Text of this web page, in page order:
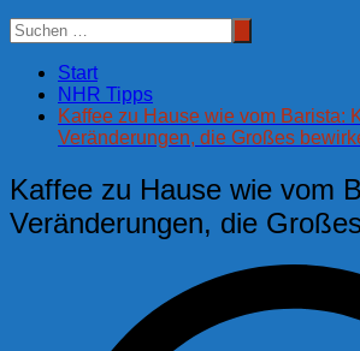
Start
NHR Tipps
Kaffee zu Hause wie vom Barista:
Veränderungen, die Großes
Kaffee zu Hause wie vom
Veränderungen, die